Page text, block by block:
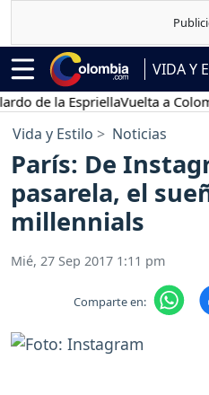
VIDA Y
la EspriellaVuelta a Colombia
Vida y Estilo Noticias
París: De
pasarela, el
millennials
Mié, 27 Sep 2017 1:11 pm
Comparte en: